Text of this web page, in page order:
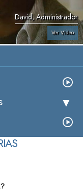
David, Administrador
Ver Video